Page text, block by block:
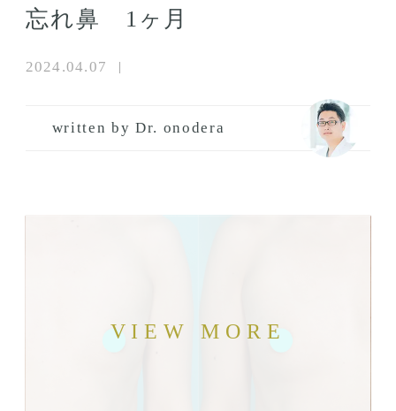
忘れ鼻 1ヶ月
2024.04.07
written by Dr. onodera